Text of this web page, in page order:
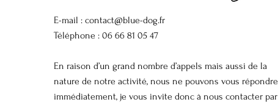
E-mail : contact@blue-dog.fr
Téléphone : 06 66 81 05 47
En raison d’un grand nombre d’appels mais aussi de la
nature de notre activité, nous ne pouvons vous répondre
immédiatement, je vous invite donc à nous contacter par